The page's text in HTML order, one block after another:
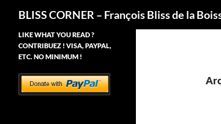
BLISS CORNER – François Bliss de la
LIKE WHAT YOU READ ?
CONTRIBUEZ ! VISA, PAYPAL,
ETC. NO MINIMUM !